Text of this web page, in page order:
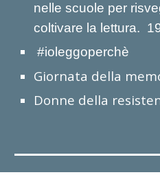
nelle scuole per
coltivare la lettura.
#ioleggoperchè
Giornata della
Donne della